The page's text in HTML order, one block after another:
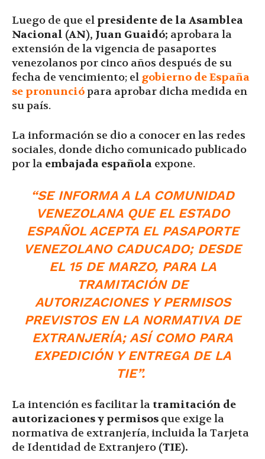
Luego de que el presidente de la Asamblea
Nacional (AN), Juan Guaidó; aprobara la
extensión de la vigencia de pasaportes
venezolanos por cinco años después de su
fecha de vencimiento; el gobierno de España
se pronunciópara aprobar dicha medida en
su país.
La información se dio a conocer en las redes
sociales, donde dicho comunicado publicado
por la embajada española expone.
“SE INFORMA A LA COMUNIDAD
VENEZOLANA QUE EL ESTADO
ESPAÑOL ACEPTA EL PASAPORTE
VENEZOLANO CADUCADO; DESDE
EL 15 DE MARZO, PARA LA
TRAMITACIÓN DE
AUTORIZACIONES Y PERMISOS
PREVISTOS EN LA NORMATIVA DE
EXTRANJERÍA; ASÍ COMO PARA
EXPEDICIÓN Y ENTREGA DE LA
TIE”.
La intención es facilitar la tramitación de
autorizaciones y permisos que exige la
normativa de extranjería, incluida la Tarjeta
de Identidad de Extranjero (TIE).